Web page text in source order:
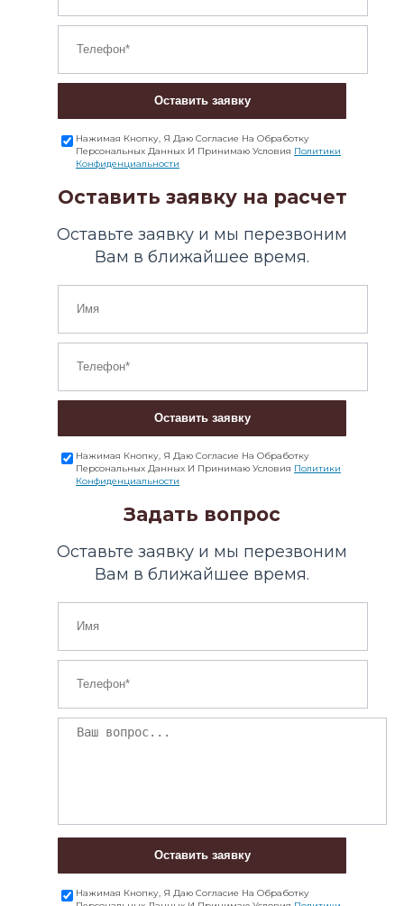
Оставить заявку
Нажимая Кнопку, Я Даю Согласие На Обработку
Персональных Данных И Принимаю Условия Политики
Конфиденциальности
Оставить заявку на расчет
Оставьте заявку и мы перезвоним
Вам в ближайшее время.
Оставить заявку
Нажимая Кнопку, Я Даю Согласие На Обработку
Персональных Данных И Принимаю Условия Политики
Конфиденциальности
Задать вопрос
Оставьте заявку и мы перезвоним
Вам в ближайшее время.
Оставить заявку
Нажимая Кнопку, Я Даю Согласие На Обработку